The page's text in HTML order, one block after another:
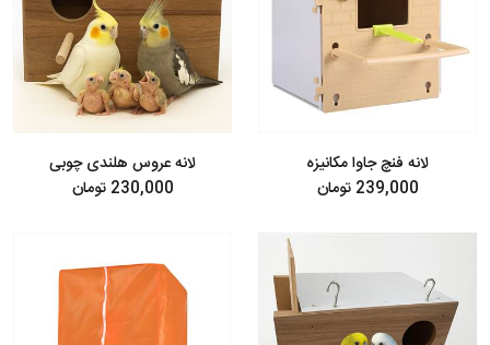
لانه فنچ جاوا مکانیزه
239,000 تومان
لانه عروس هلندی چوبی
230,000 تومان